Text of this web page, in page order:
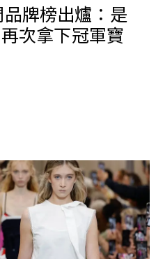
品牌榜出爐：是
次拿下冠軍寶